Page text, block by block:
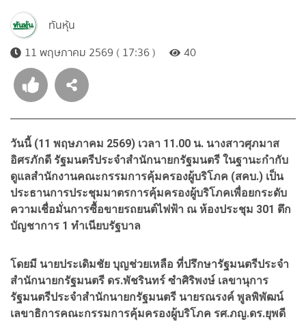
ทันหุ้น
11 พฤษภาคม 2569 ( 17:36 )
40
วันนี้ (11 พฤษภาคม 2569) เวลา 11.00 น. นางสาวศุภมาส
อิศรภักดี รัฐมนตรีประจำสำนักนายกรัฐมนตรี ในฐานะกำกับ
ดูแลสำนักงานคณะกรรมการคุ้มครองผู้บริโภค (สคบ.) เป็น
ประธานการประชุมมาตรการคุ้มครองผู้บริโภคเพื่อยกระดับ
ความเชื่อมั่นการซื้อขายรถยนต์ไฟฟ้า ณ ห้องประชุม 301 ตึก
บัญชาการ 1 ทำเนียบรัฐบาล
โดยมี นายประเดิมชัย บุญช่วยเหลือ ที่ปรึกษารัฐมนตรีประจำ
สำนักนายกรัฐมนตรี ดร.พัชรินทร์ ซำศิริพงษ์ เลขานุการ
รัฐมนตรีประจำสำนักนายกรัฐมนตรี นายรณรงค์ พูลพิพัฒน์
เลขาธิการคณะกรรมการคุ้มครองผู้บริโภค รศ.ภญ.ดร.ยุพดี